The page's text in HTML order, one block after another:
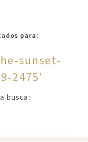
para:
sunset-
2475'
busca: